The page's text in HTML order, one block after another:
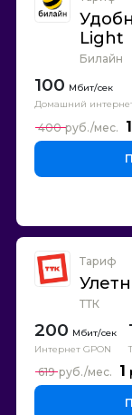
Light
Билайн
100
Домашний
1
400
Тариф
ТТК
200
Интернет GPON
1
619